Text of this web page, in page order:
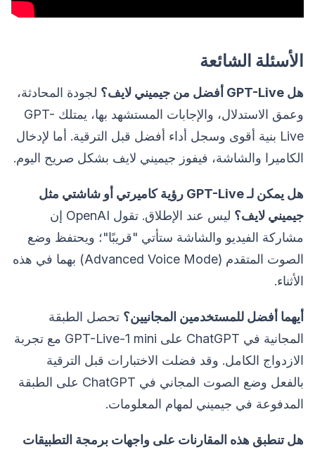
الأسئلة الشائعة
هل GPT-Live أفضل من جيميني لايف؟
لجودة المحادثة،
وعمق الاستدلال، والإجابات المستشهد بها، يمتلك GPT-
Live بنية أقوى وسجل أداء أفضل قبل الترقية. أما لإدخال
الكاميرا والشاشة، فيفوز جيميني لايف بشكل صريح اليوم.
هل يمكن لـ GPT-Live رؤية كاميرتي أو شاشتي مثل
جيميني لايف؟
ليس عند الإطلاق. تقول OpenAI إن
مشاركة الفيديو والشاشة ستأتي "قريبًا"؛ ويحتفظ وضع
الصوت المتقدم (Advanced Voice Mode) بهما في هذه
الأثناء.
أيهما أفضل للمستخدمين المجانيين؟ تحصل الطبقة
المجانية في ChatGPT على GPT-Live-1 mini مع تجربة
الازدواج الكامل. وقد فضلت الاختبارات قبل الترقية
بالفعل وضع الصوت المجاني في ChatGPT على الطبقة
المدفوعة في جيميني لمهام المعلومات.
هل تنطبق هذه المقارنات على واجهات برمجة التطبيقات